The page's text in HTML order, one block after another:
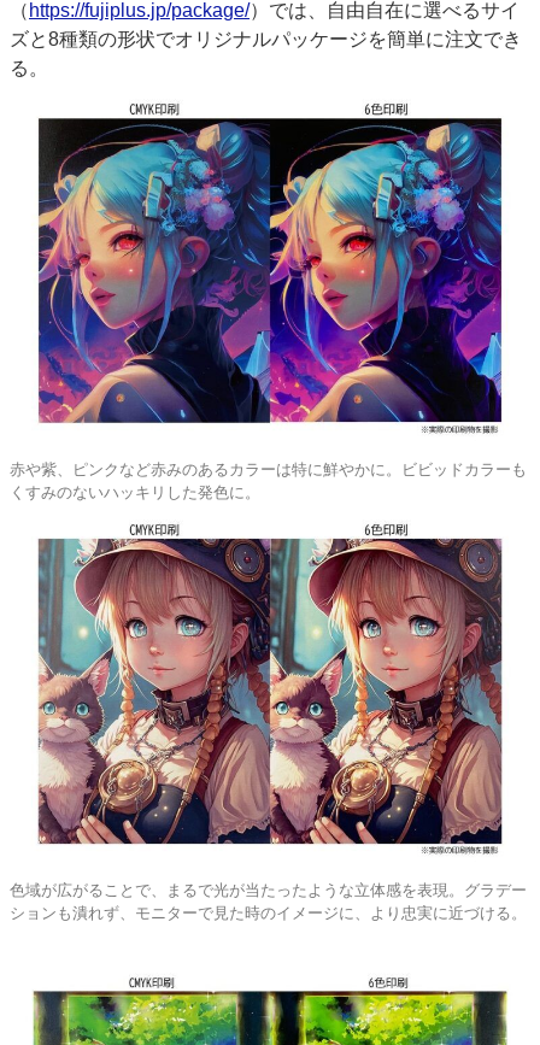
（ https://fujiplus.jp/package/）では、自由自在に選べるサイ
ズと8種類の形状でオリジナルパッケージを簡単に注文でき
る。
赤や紫、ピンクなど赤みのあるカラーは特に鮮やかに。ビビッドカラーも
くすみのないハッキリした発色に。
色域が広がることで、まるで光が当たったような立体感を表現。グラデー
ションも潰れず、モニターで見た時のイメージに、より忠実に近づける。